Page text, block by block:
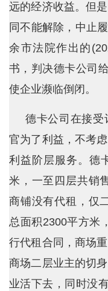
远的经济收益。但
同不能解除，中止
余市法院作出的
书，判决德卡公司
使企业濒临倒闭。
德卡公司在接受
官为了利益，不考
利益阶层服务。德
米，一至四层共销
商铺没有代租，仅
总面积2300平方米
行代租合同，商场
商场二层业主的切
业活下去，同时没